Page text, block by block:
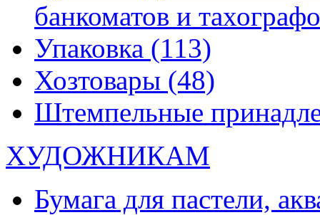
банкоматов и
Упаковка (113)
Хозтовары (48)
Штемпельные
ХУДОЖНИКАМ
Бумага для пастели,